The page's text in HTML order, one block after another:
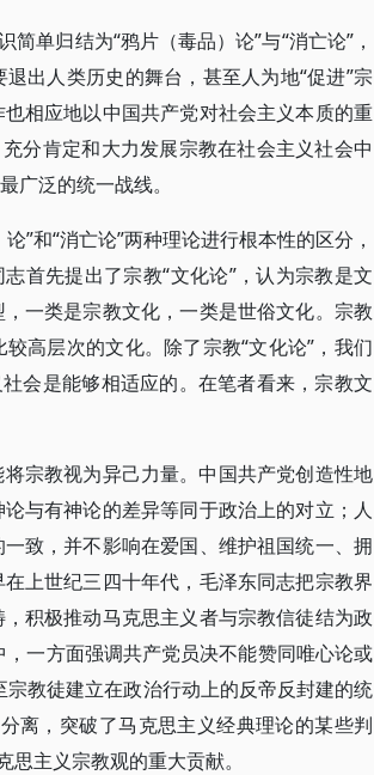
单归结为“鸦片（毒品）论”与“消亡论”，
出人类历史的舞台，甚至人为地“促进”宗
相应地以中国共产党对社会主义本质的重
分肯定和大力发展宗教在社会主义社会中
广泛的统一战线。
”和“消亡论”两种理论进行根本性的区分，
首先提出了宗教“文化论”，认为宗教是文
一类是宗教文化，一类是世俗文化。宗教
高层次的文化。除了宗教“文化论”，我们
会是能够相适应的。在笔者看来，宗教文
宗教视为异己力量。中国共产党创造性地
与有神论的差异等同于政治上的对立；人
致，并不影响在爱国、维护祖国统一、拥
上世纪三四十年代，毛泽东同志把宗教界
积极推动马克思主义者与宗教信徒结为政
一方面强调共产党员决不能赞同唯心论或
教徒建立在政治行动上的反帝反封建的统
离，突破了马克思主义经典理论的某些判
主义宗教观的重大贡献。